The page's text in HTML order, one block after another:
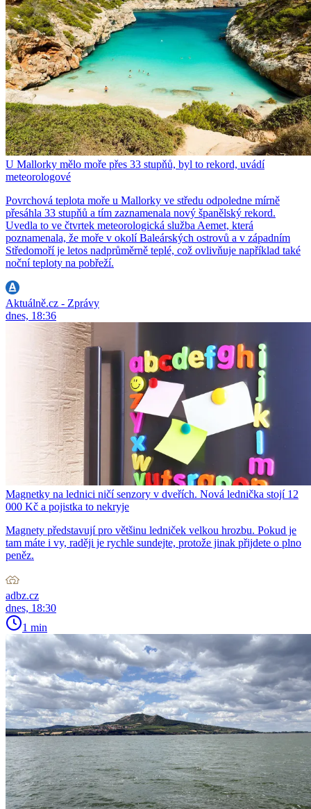
U Mallorky mělo moře přes 33 stupňů, byl to rekord, uvádí
meteorologové
Povrchová teplota moře u Mallorky ve středu odpoledne mírně
přesáhla 33 stupňů a tím zaznamenala nový španělský rekord.
Uvedla to ve čtvrtek meteorologická služba Aemet, která
poznamenala, že moře v okolí Baleárských ostrovů a v západním
Středomoří je letos nadprůměrně teplé, což ovlivňuje například také
noční teploty na pobřeží.
Aktuálně.cz - Zprávy
dnes, 18:36
Magnetky na lednici ničí senzory v dveřích. Nová lednička stojí 12
000 Kč a pojistka to nekryje
Magnety představují pro většinu ledniček velkou hrozbu. Pokud je
tam máte i vy, raději je rychle sundejte, protože jinak přijdete o plno
peněz.
adbz.cz
dnes, 18:30
1 min